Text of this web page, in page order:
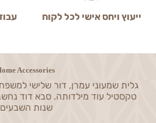
ייעוץ ויחס אישי לכל לקוח
Accessories
גלית שמעוני עמרן, דור שלישי
טקסטיל עוד מילדותה. סבא דוד
שנות